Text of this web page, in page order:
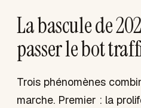
La bascule de
passer le bot
Trois phénomènes
marche. Premier : la